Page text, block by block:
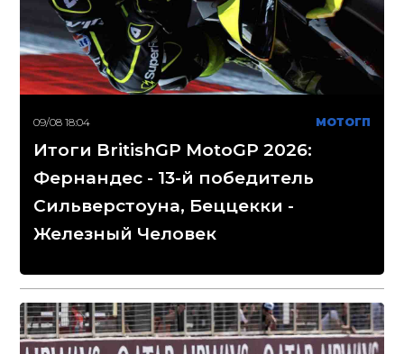
09/08 18:04 МОТОГП
Итоги BritishGP MotoGP 2026:
Фернандес - 13-й победитель
Сильверстоуна, Беццекки -
Железный Человек